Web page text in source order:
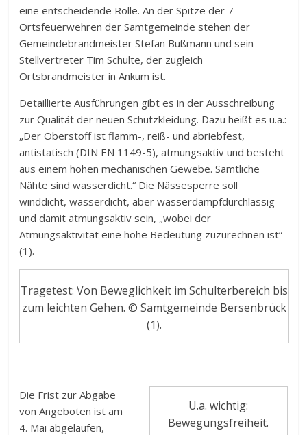
eine entscheidende Rolle. An der Spitze der 7
Ortsfeuerwehren der Samtgemeinde stehen der
Gemeindebrandmeister Stefan Bußmann und sein
Stellvertreter Tim Schulte, der zugleich
Ortsbrandmeister in Ankum ist.
Detaillierte Ausführungen gibt es in der Ausschreibung
zur Qualität der neuen Schutzkleidung. Dazu heißt es u.a.:
„Der Oberstoff ist flamm-, reiß- und abriebfest,
antistatisch (DIN EN 1149-5), atmungsaktiv und besteht
aus einem hohen mechanischen Gewebe. Sämtliche
Nähte sind wasserdicht.“ Die Nässesperre soll
winddicht, wasserdicht, aber wasserdampfdurchlässig
und damit atmungsaktiv sein, „wobei der
Atmungsaktivität eine hohe Bedeutung zuzurechnen ist“
(1).
Tragetest: Von Beweglichkeit im Schulterbereich bis
zum leichten Gehen. © Samtgemeinde Bersenbrück
(1).
U.a. wichtig:
Bewegungsfreiheit.
Die Frist zur Abgabe
von Angeboten ist am
4. Mai abgelaufen,